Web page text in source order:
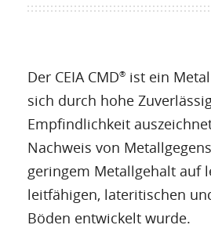
Der CEIA CMD® ist ein
sich durch hohe
Empfindlichkeit
Nachweis von
geringem Metallgehalt auf
leitfähigen, lateritischen
Böden entwickelt wurde.